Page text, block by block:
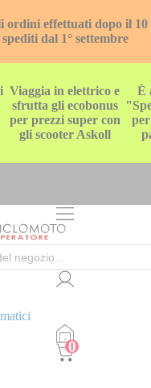
effettuati dopo il 10
spediti dal 1° settembre
Viaggia in elettrico e
sfrutta gli ecobonus
per prezzi super con
gli scooter Askoll
È